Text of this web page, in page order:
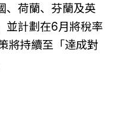
、荷蘭、芬蘭及英
並計劃在6月將稅率
將持續至「達成對